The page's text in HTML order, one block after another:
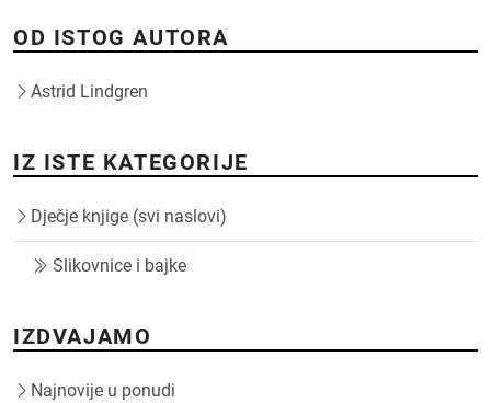
OD ISTOG AUTORA
Astrid Lindgren
IZ ISTE KATEGORIJE
Dječje knjige (svi naslovi)
Slikovnice i bajke
IZDVAJAMO
Najnovije u ponudi